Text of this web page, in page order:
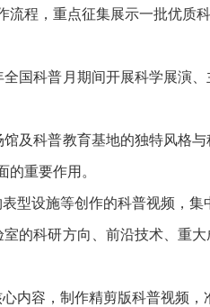
程，重点征集展示一批优质科
国科普月期间开展科学展演
及科普教育基地的独特风格
重要作用。
型设施等创作的科普视频，集
的科研方向、前沿技术、重
内容，制作精剪版科普视频，